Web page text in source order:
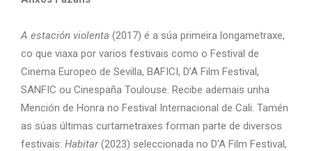
A estación violenta (2017) é a súa primeira longametraxe,
co que viaxa por varios festivais como o Festival de
Cinema Europeo de Sevilla, BAFICI, D’A Film Festival,
SANFIC ou Cinespaña Toulouse. Recibe ademais unha
Mención de Honra no Festival Internacional de Cali. Tamén
as súas últimas curtametraxes forman parte de diversos
festivais: Habitar(2023) seleccionada no D’A Film Festival,